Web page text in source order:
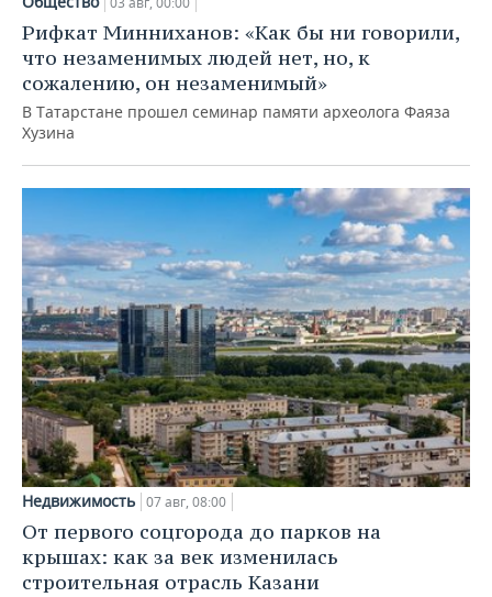
Рифкат Минниханов: «Как бы ни говорили,
что незаменимых людей нет, но, к
сожалению, он незаменимый»
В Татарстане прошел семинар памяти археолога Фаяза
Хузина
Недвижимость 07 авг, 08:00
От первого соцгорода до парков на
крышах: как за век изменилась
строительная отрасль Казани